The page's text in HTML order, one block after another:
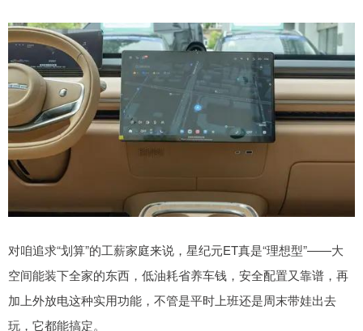
对咱追求“划算”的工薪家庭来说，星纪元ET真是“理想型”——大
空间能装下全家的东西，低油耗省养车钱，安全配置又靠谱，再
加上外放电这种实用功能，不管是平时上班还是周末带娃出去
玩，它都能搞定。